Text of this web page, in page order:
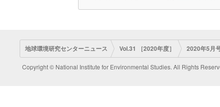
地球環境研究センターニュース Vol.31 ［2020年度］ 2020年5月
Copyright © National Institute for Environmental Studies. All Rights